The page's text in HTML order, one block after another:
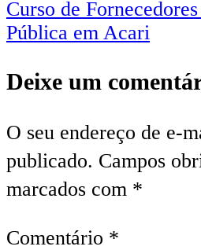
Curso de
Pública em Acari
Deixe um
O seu endereço de e-
publicado. Campos
marcados com *
Comentário *